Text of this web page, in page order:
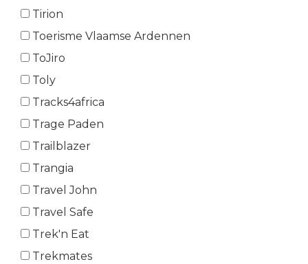
Tirion
Toerisme Vlaamse Ardennen
ToJiro
Toly
Tracks4africa
Trage Paden
Trailblazer
Trangia
Travel John
Travel Safe
Trek'n Eat
Trekmates